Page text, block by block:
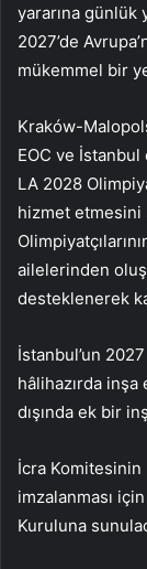
yararına günlük
2027’de
mükemmel bir
Kraków-
EOC ve İstanbul
LA 2028
hizmet etmesini
ailelerinden
desteklenerek
İstanbul’un
hâlihazırda
dışında ek bir
İcra
imzalanması
Kuruluna